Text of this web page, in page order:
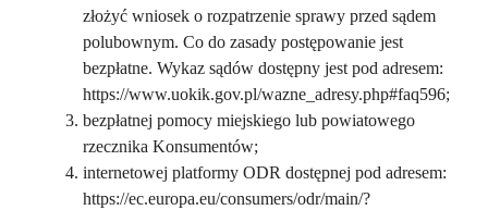
złożyć wniosek o rozpatrzenie sprawy przed sądem
polubownym. Co do zasady postępowanie jest
bezpłatne. Wykaz sądów dostępny jest pod adresem:
https://www.uokik.gov.pl/wazne_adresy.php#faq596;
bezpłatnej pomocy miejskiego lub powiatowego
rzecznika Konsumentów;
internetowej platformy ODR dostępnej pod adresem:
https://ec.europa.eu/consumers/odr/main/?